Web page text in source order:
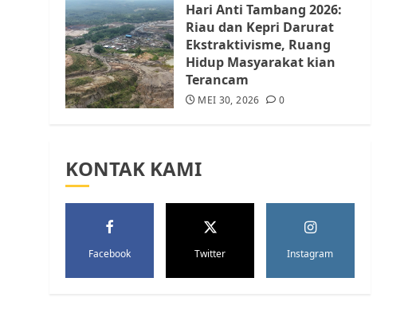
Hari Anti Tambang 2026:
Riau dan Kepri Darurat
Ekstraktivisme, Ruang
Hidup Masyarakat kian
Terancam
MEI 30, 2026 0
KONTAK KAMI
Facebook Twitter Instagram